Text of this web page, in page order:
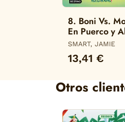
8. Boni Vs.
En Puerco y
(Boni Vs. Mono)
SMART, JAMIE
13,41 €
Otros